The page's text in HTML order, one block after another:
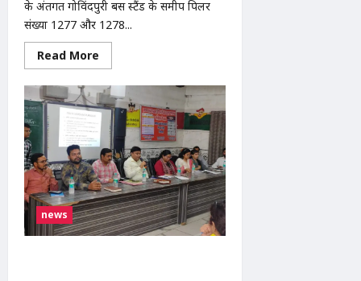
के अंतर्गत गोविंदपुरी बस स्टैंड के समीप पिलर
संख्या 1277 और 1278...
Read More
more
Modinagar:
गोविंदपुरी
बस
स्टैंड
के
पास
तीन
दिनों
से
खड़ी
संदिग्ध
काली
थार,
स्थानीय
news